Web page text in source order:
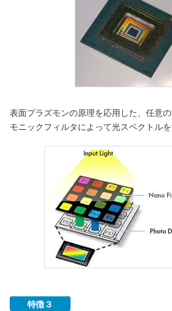
表面プラズモンの原理を応用した、任意
モニックフィルタによって光スペクトルを
特徴３